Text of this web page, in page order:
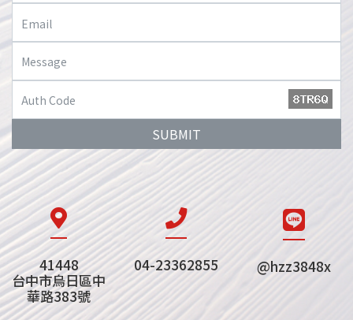
SUBMIT
41448
台中市烏日區中
華路383號
04-23362855 @hzz3848x